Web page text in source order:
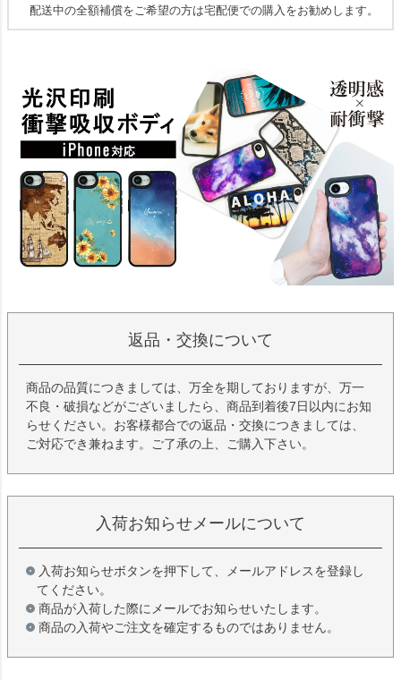
配送中の全額補償をご希望の方は宅配便での購入をお勧めします。
返品・交換について
商品の品質につきましては、万全を期しておりますが、万一
不良・破損などがございましたら、商品到着後7日以内にお知
らせください。お客様都合での返品・交換につきましては、
ご対応でき兼ねます。ご了承の上、ご購入下さい。
入荷お知らせメールについて
入荷お知らせボタンを押下して、メールアドレスを登録し
てください。
商品が入荷した際にメールでお知らせいたします。
商品の入荷やご注文を確定するものではありません。